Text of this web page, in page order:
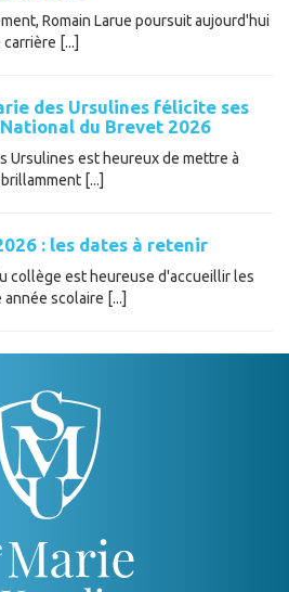
Romain Larue poursuit aujourd'hui
[...]
des Ursulines félicite ses
du Brevet 2026
Ursulines est heureux de mettre à
[...]
: les dates à retenir
collège est heureuse d'accueillir les
scolaire [...]